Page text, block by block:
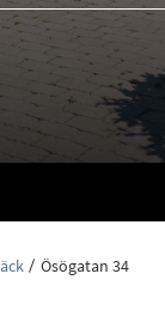
Ösögatan 34